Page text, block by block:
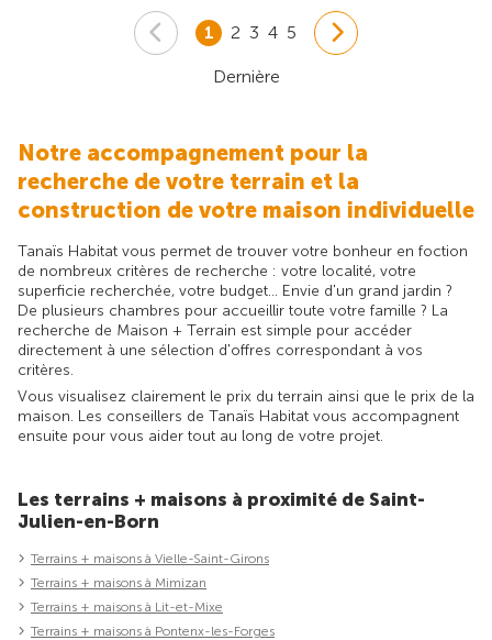
1 2 3 4 5
Dernière
Notre accompagnement pour la
recherche de votre terrain et la
construction de votre maison individuelle
Tanaïs Habitat vous permet de trouver votre bonheur en foction
de nombreux critères de recherche : votre localité, votre
superficie recherchée, votre budget... Envie d'un grand jardin ?
De plusieurs chambres pour accueillir toute votre famille ? La
recherche de Maison + Terrain est simple pour accéder
directement à une sélection d'offres correspondant à vos
critères.
Vous visualisez clairement le prix du terrain ainsi que le prix de la
maison. Les conseillers de Tanaïs Habitat vous accompagnent
ensuite pour vous aider tout au long de votre projet.
Les terrains + maisons à proximité de Saint-
Julien-en-Born
Terrains + maisons à Vielle-Saint-Girons
Terrains + maisons à Mimizan
Terrains + maisons à Lit-et-Mixe
Terrains + maisons à Pontenx-les-Forges